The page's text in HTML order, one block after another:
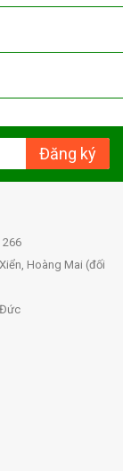
Đăng ký
266
Hoàng Mai (đối
Đức